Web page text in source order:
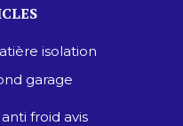
isolation
garage
froid avis